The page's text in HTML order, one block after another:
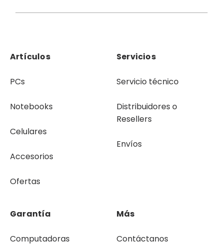
Artículos
PCs
Notebooks
Celulares
Accesorios
Ofertas
Servicios
Servicio técnico
Distribuidores o
Resellers
Envíos
Garantía
Computadoras
Más
Contáctanos